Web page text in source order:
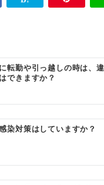
転勤や引っ越しの時は、
できますか？
染対策はしていますか？